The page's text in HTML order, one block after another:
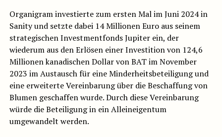
Organigram investierte zum ersten Mal im Juni 2024 in
Sanity und setzte dabei 14 Millionen Euro aus seinem
strategischen Investmentfonds Jupiter ein, der
wiederum aus den Erlösen einer Investition von 124,6
Millionen kanadischen Dollar von BAT im November
2023 im Austausch für eine Minderheitsbeteiligung und
eine erweiterte Vereinbarung über die Beschaffung von
Blumen geschaffen wurde. Durch diese Vereinbarung
würde die Beteiligung in ein Alleineigentum
umgewandelt werden.